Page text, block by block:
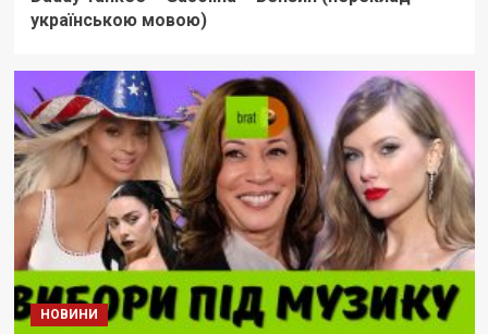
українською мовою)
НОВИНИ